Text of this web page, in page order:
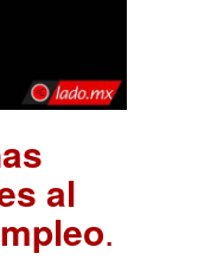
al
.